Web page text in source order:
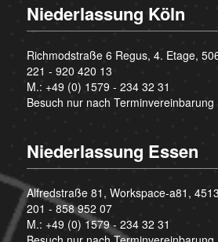
Niederlassung Köln
Richmodstraße 6 Regus, 4. Etage,
221 - 920 420 13
M.: +49 (0) 1579 - 234 32 31
Besuch nur nach Terminvereinbarung
Niederlassung Essen
Alfredstraße 81, Workspace-a81,
201 - 858 952 07
M.: +49 (0) 1579 - 234 32 31